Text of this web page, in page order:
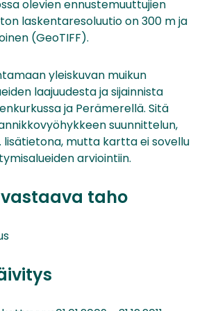
olevien ennustemuuttujien
laskentaresoluutio on 300 m ja
(GeoTIFF).
yleiskuvan muikun
laajuudesta ja sijainnista
ja Perämerellä. Sitä
suunnittelun,
lisätietona, mutta kartta ei sovellu
arviointiin.
taho